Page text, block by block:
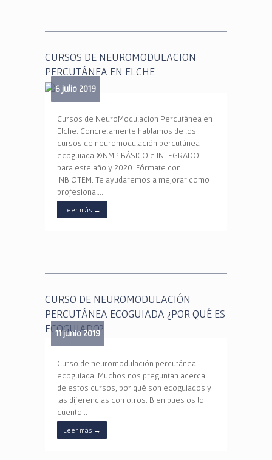
CURSOS DE NEUROMODULACION
PERCUTÁNEA EN ELCHE
6 julio 2019
Cursos de NeuroModulacion Percutánea en
Elche. Concretamente hablamos de los
cursos de neuromodulación percutánea
ecoguiada ®NMP BÁSICO e INTEGRADO
para este año y 2020. Fórmate con
INBIOTEM. Te ayudaremos a mejorar como
profesional…
Leer más →
CURSO DE NEUROMODULACIÓN
PERCUTÁNEA ECOGUIADA ¿POR QUÉ ES
ECOGUIADO?
11 junio 2019
Curso de neuromodulación percutánea
ecoguiada. Muchos nos preguntan acerca
de estos cursos, por qué son ecoguiados y
las diferencias con otros. Bien pues os lo
cuento…
Leer más →